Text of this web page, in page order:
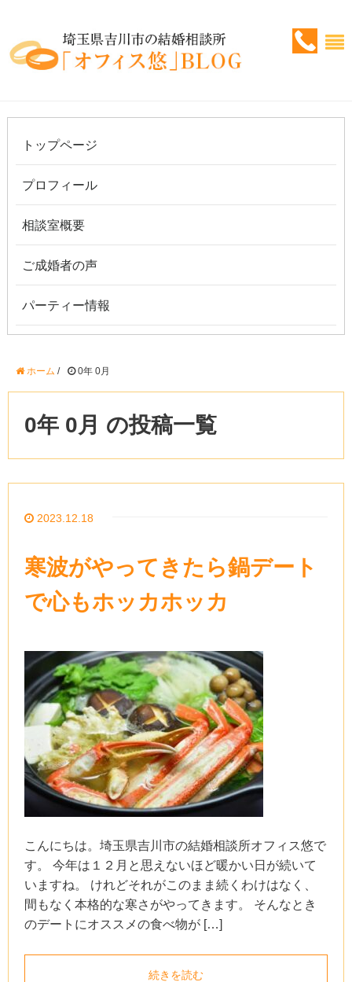
トップページ
プロフィール
相談室概要
ご成婚者の声
パーティー情報
ホーム / 0年 0月
0年 0月 の投稿一覧
2023.12.18
寒波がやってきたら鍋デート
で心もホッカホッカ
こんにちは。埼玉県吉川市の結婚相談所オフィス悠で
す。 今年は１２月と思えないほど暖かい日が続いて
いますね。 けれどそれがこのまま続くわけはなく、
間もなく本格的な寒さがやってきます。 そんなとき
のデートにオススメの食べ物が […]
続きを読む